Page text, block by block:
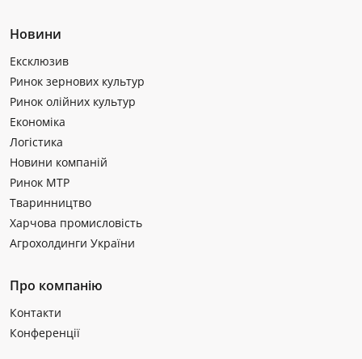
Новини
Ексклюзив
Ринок зернових культур
Ринок олійних культур
Економіка
Логістика
Новини компаній
Ринок МТР
Тваринництво
Харчова промисловість
Агрохолдинги України
Про компанію
Контакти
Конференції